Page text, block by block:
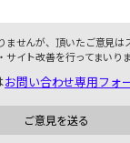
ませんが、頂いたご意見
イト改善を行ってまいりま
お問い合わせ専用フォ